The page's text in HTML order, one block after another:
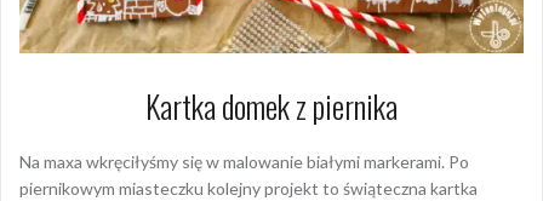
Kartka domek z piernika
Na maxa wkręciłyśmy się w malowanie białymi markerami. Po
piernikowym miasteczku kolejny projekt to świąteczna kartka